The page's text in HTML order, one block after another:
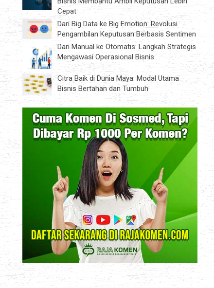
Cepat
Dari Big Data ke Big Emotion: Revolusi
Pengambilan Keputusan Berbasis Sentimen
Dari Manual ke Otomatis: Langkah Strategis
Mengawasi Operasional Bisnis
Citra Baik di Dunia Maya: Modal Utama
Bisnis Bertahan dan Tumbuh